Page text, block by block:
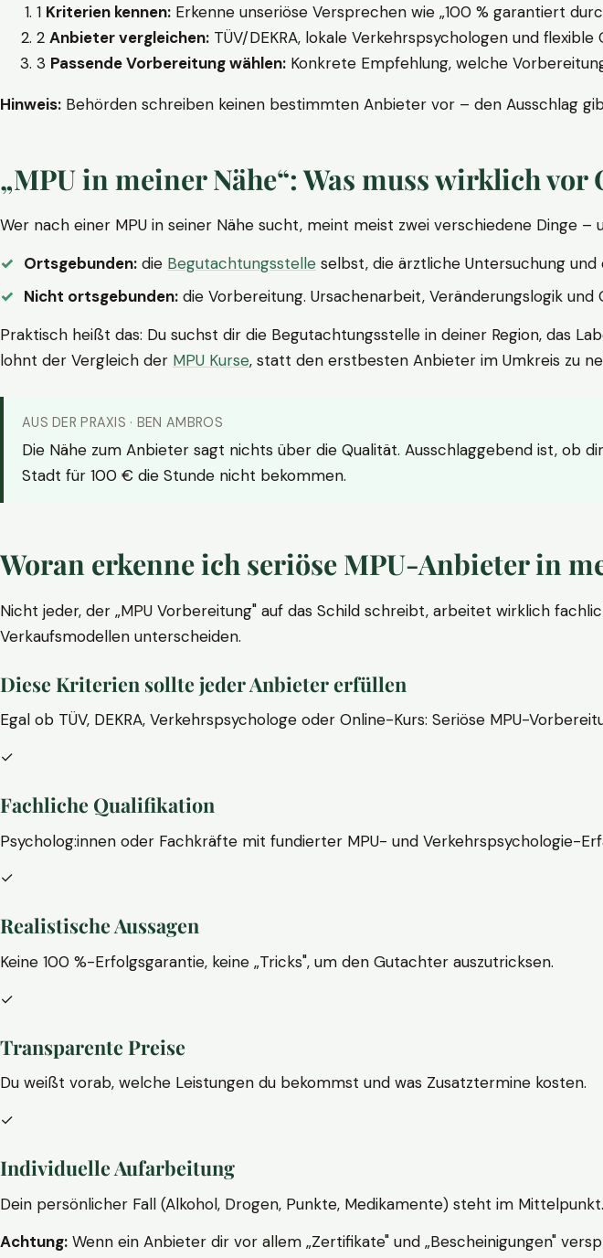
1 Kriterien kennen: Erkenne unseriöse Versprechen wie „100 % garantiert
2 Anbieter vergleichen: TÜV/DEKRA, lokale Verkehrspsychologen und
3 Passende Vorbereitung wählen: Konkrete Empfehlung, welche
Hinweis: Behörden schreiben keinen bestimmten Anbieter vor – den Ausschlag
„MPU in meiner Nähe“: Was muss wirklich vor
Wer nach einer MPU in seiner Nähe sucht, meint meist zwei verschiedene Dinge
Ortsgebunden: die Begutachtungsstelle selbst, die ärztliche Untersuchung
Nicht ortsgebunden: die Vorbereitung. Ursachenarbeit, Veränderungslogik
Praktisch heißt das: Du suchst dir die Begutachtungsstelle in deiner Region, das
lohnt der Vergleich der MPU Kurse, statt den erstbesten Anbieter im Umkreis zu
AUS DER PRAXIS · BEN AMBROS
Die Nähe zum Anbieter sagt nichts über die Qualität. Ausschlaggebend ist, ob
Stadt für 100 € die Stunde nicht bekommen.
Woran erkenne ich seriöse MPU-Anbieter in
Nicht jeder, der „MPU Vorbereitung" auf das Schild schreibt, arbeitet wirklich
Verkaufsmodellen unterscheiden.
Diese Kriterien sollte jeder Anbieter erfüllen
Egal ob TÜV, DEKRA, Verkehrspsychologe oder Online-Kurs: Seriöse MPU-
✓
Fachliche Qualifikation
Psycholog:innen oder Fachkräfte mit fundierter MPU- und Verkehrspsychologie-
✓
Realistische Aussagen
Keine 100 %-Erfolgsgarantie, keine „Tricks", um den Gutachter auszutricksen.
✓
Transparente Preise
Du weißt vorab, welche Leistungen du bekommst und was Zusatztermine kosten.
✓
Individuelle Aufarbeitung
Dein persönlicher Fall (Alkohol, Drogen, Punkte, Medikamente) steht im Mittelpunkt.
Achtung: Wenn ein Anbieter dir vor allem „Zertifikate" und „Bescheinigungen"